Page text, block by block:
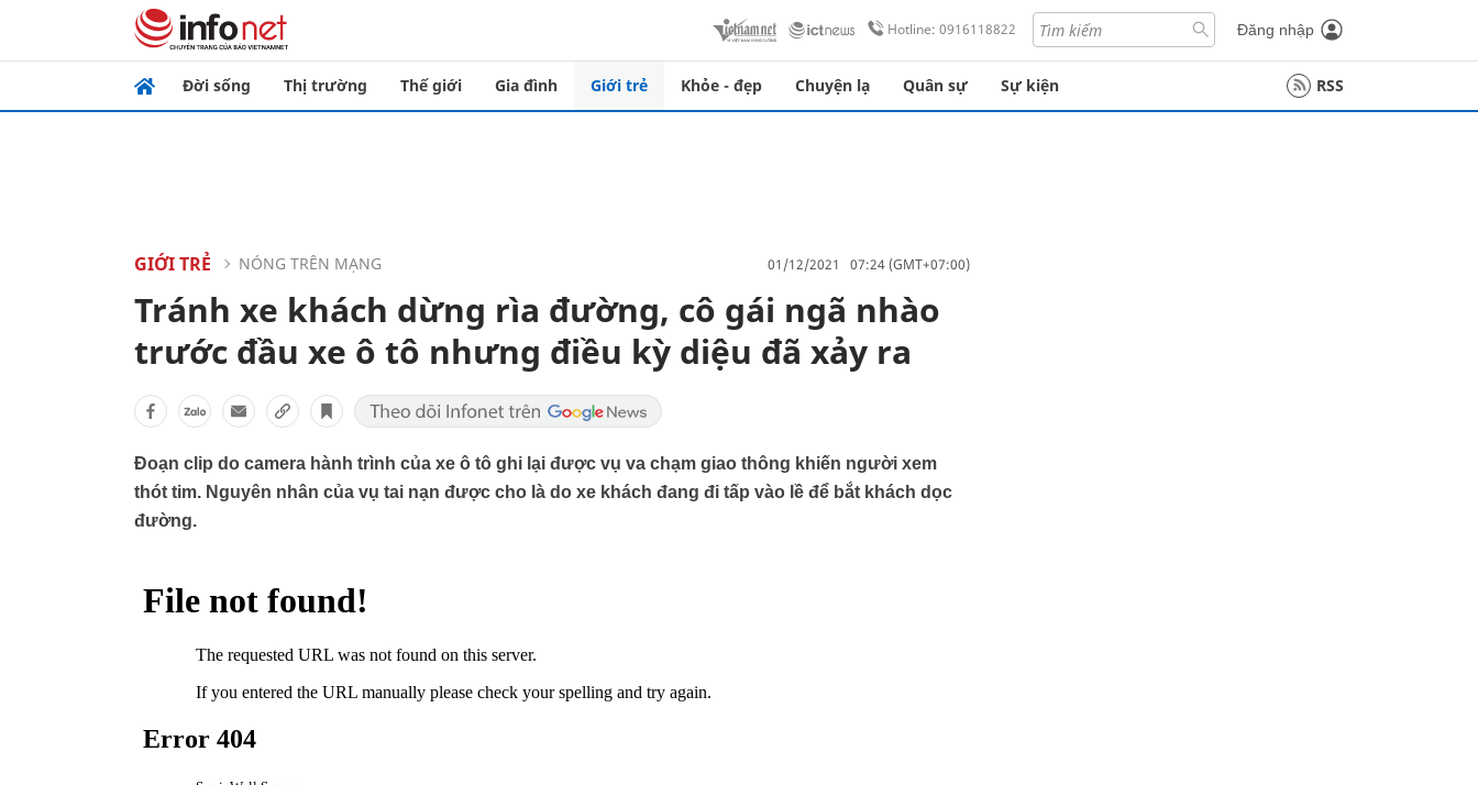
Hotline: 0916118822 Đăng nhập
Đời sống Thị trường Thế giới Gia đình Giới trẻ Khỏe - đẹp Chuyện lạ Quân sự Sự kiện RSS
GIỚI TRẺ NÓNG TRÊN MẠNG 01/12/2021 07:24 (GMT+07:00)
Tránh xe khách dừng rìa đường, cô gái ngã nhào
trước đầu xe ô tô nhưng điều kỳ diệu đã xảy ra
Đoạn clip do camera hành trình của xe ô tô ghi lại được vụ va chạm giao thông khiến người xem
thót tim. Nguyên nhân của vụ tai nạn được cho là do xe khách đang đi tấp vào lề để bắt khách dọc
đường.